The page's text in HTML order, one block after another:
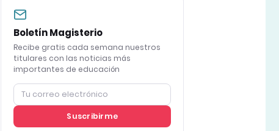
Boletín Magisterio
Recibe gratis cada semana nuestros
titulares con las noticias más
importantes de educación
Suscribirme